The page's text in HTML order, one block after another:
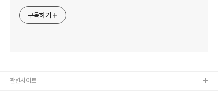
구독하기
관련사이트